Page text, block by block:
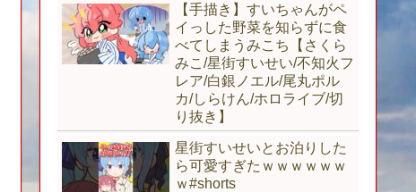
【手描き】すいちゃんがペ
イっした野菜を知らずに食
べてしまうみこち【さくら
みこ/星街すいせい/不知火フ
レア/白銀ノエル/尾丸ポル
カ/しらけん/ホロライブ/切
り抜き】
星街すいせいとお泊りした
ら可愛すぎたｗｗｗｗｗｗ
ｗ#shorts